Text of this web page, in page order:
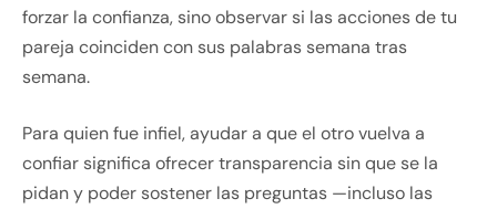
forzar la confianza, sino observar si las acciones de tu
pareja coinciden con sus palabras semana tras
semana.
Para quien fue infiel, ayudar a que el otro vuelva a
confiar significa ofrecer transparencia sin que se la
pidan y poder sostener las preguntas —incluso las